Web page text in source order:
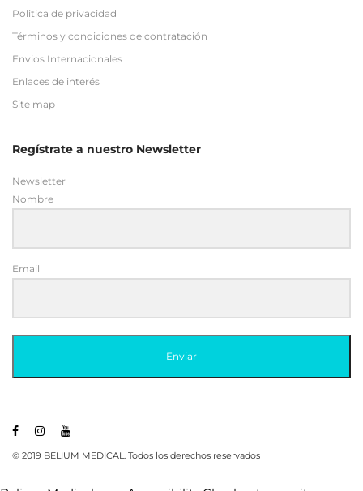
Regístrate a nuestro Newsletter
Newsletter
Email
website's accessibility.